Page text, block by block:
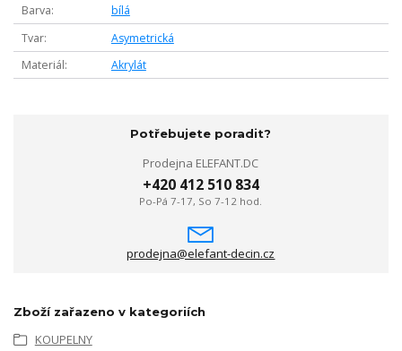
Barva
bílá
Tvar
Asymetrická
Materiál
Akrylát
Potřebujete poradit?
Prodejna ELEFANT.DC
+420 412 510 834
Po-Pá 7-17, So 7-12 hod.
prodejna@elefant-decin.cz
Zboží zařazeno v kategoriích
KOUPELNY